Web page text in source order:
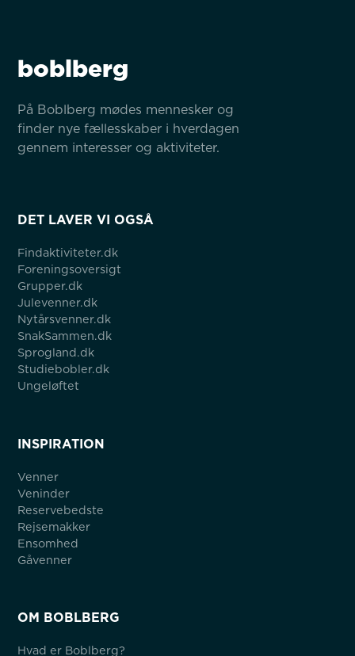
boblberg
På Boblberg mødes mennesker og
finder nye fællesskaber i hverdagen
gennem interesser og aktiviteter.
DET LAVER VI OGSÅ
Findaktiviteter.dk
Foreningsoversigt
Grupper.dk
Julevenner.dk
Nytårsvenner.dk
SnakSammen.dk
Sprogland.dk
Studiebobler.dk
Ungeløftet
INSPIRATION
Venner
Veninder
Reservebedste
Rejsemakker
Ensomhed
Gåvenner
OM BOBLBERG
Hvad er Boblberg?